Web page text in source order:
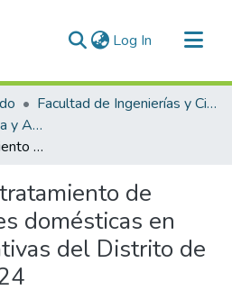
Log In (current)
Facultad de Ingenierías y Ciencias Puras
E.P. Ingeniería Sanitaria y Ambiental
Evaluación del tratamiento de aguas residuales domésticas en lagunas facultativas del Distrito de Santa Lucia 2024
de
domésticas en
del Distrito de